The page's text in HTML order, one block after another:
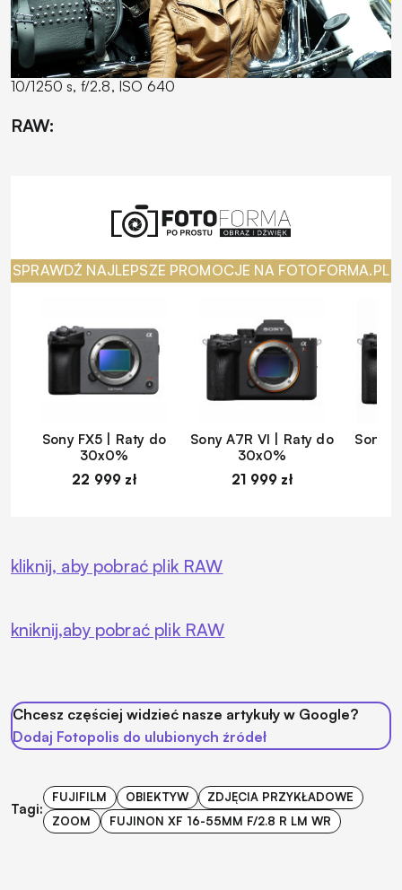
10/1250 s, f/2.8, ISO 640
RAW:
SPRAWDŹ NAJLEPSZE PROMOCJE NA FOTOFORMA.PL
Sony FX5 | Raty do
30x0%
22 999 zł
Sony A7R VI | Raty do
30x0%
21 999 zł
Sony
kliknij, aby pobrać plik RAW
kniknij,aby pobrać plik RAW
Chcesz częściej widzieć nasze artykuły w Google?
Dodaj Fotopolis do ulubionych źródeł
Tagi:
FUJIFILM OBIEKTYW
ZDJĘCIA PRZYKŁADOWE
ZOOM
FUJINON XF 16-55MM F/2.8 R LM WR